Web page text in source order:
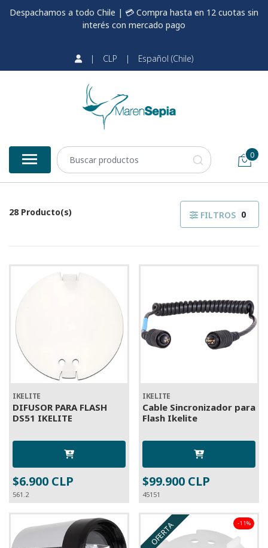
Despachamos a todo Chile | 💳 Compra hasta en 12 cuotas sin
interés con mercado pago
| CLP | Español (Chile)
0
28 Producto(s) FILTROS 0
IKELITE
DIFUSOR PARA FLASH
DS51 IKELITE
$6.900 CLP
561.2
IKELITE
Cable Sincronizador para
Flash Ikelite
$99.900 CLP
45151
OFERTA -11%